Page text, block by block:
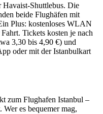
Havaist-Shuttlebus. Die
beide Flughäfen mit
Plus: kostenloses WLAN
Tickets kosten je nach
3,30 bis 4,90 €) und
oder mit der Istanbulkart
zum Flughafen Istanbul –
es bequemer mag,